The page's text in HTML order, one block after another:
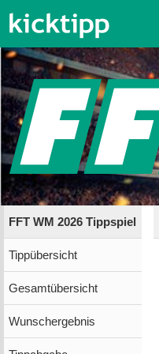
FFT WM 2026 Tippspiel
Tippübersicht
Gesamtübersicht
Wunschergebnis